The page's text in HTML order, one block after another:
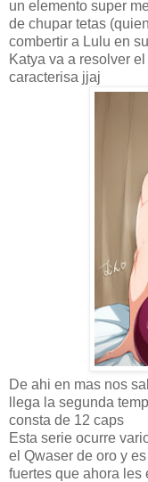
un elemento super
de chupar tetas
combertir a Lulu en
Katya va a resolver
caracterisa jjaj
De ahi en mas nos
llega la segunda
consta de 12 caps
Esta serie ocurre
el Qwaser de oro y
fuertes que ahora les